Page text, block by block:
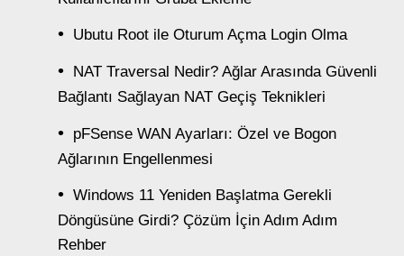
Ubutu Root ile Oturum Açma Login Olma
NAT Traversal Nedir? Ağlar Arasında Güvenli
Bağlantı Sağlayan NAT Geçiş Teknikleri
pFSense WAN Ayarları: Özel ve Bogon
Ağlarının Engellenmesi
Windows 11 Yeniden Başlatma Gerekli
Döngüsüne Girdi? Çözüm İçin Adım Adım
Rehber